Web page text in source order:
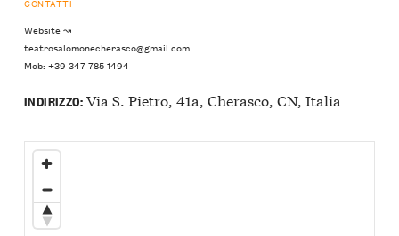
CONTATTI
Website ↝
teatrosalomonecherasco@gmail.com
Mob: +39 347 785 1494
INDIRIZZO:Via S. Pietro, 41a, Cherasco, CN, Italia